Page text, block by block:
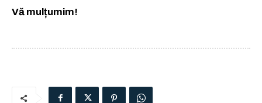
Vă mulțumim!